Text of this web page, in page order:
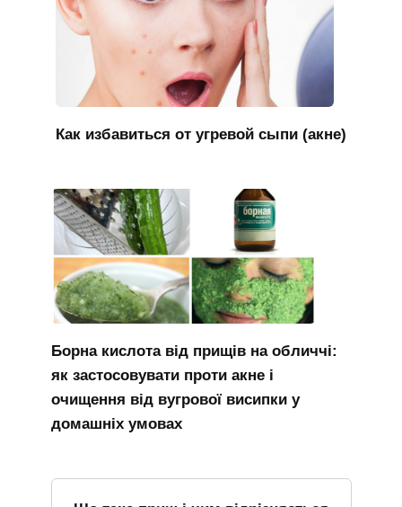
Как избавиться от угревой сыпи (акне)
Борна кислота від прищів на обличчі:
як застосовувати проти акне і
очищення від вугрової висипки у
домашніх умовах